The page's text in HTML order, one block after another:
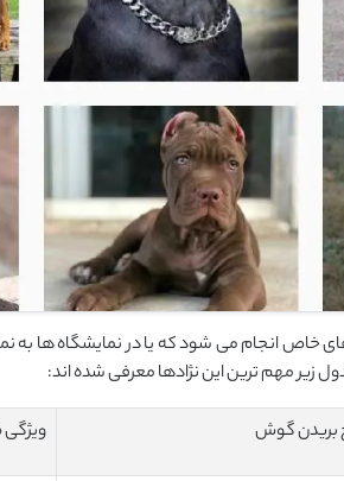
خاص انجام می شود که یا در نمایشگاه ها به
زیر مهم ترین این نژادها معرفی شده اند:
بریدن گوش